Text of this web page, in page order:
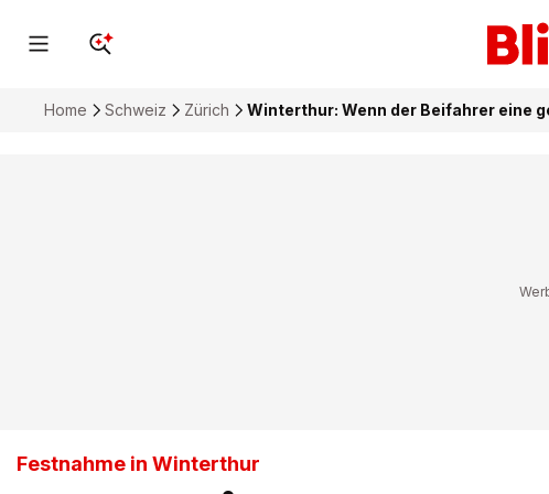
Home Schweiz Zürich Winterthur: Wenn der Beifahrer eine
Festnahme in Winterthur